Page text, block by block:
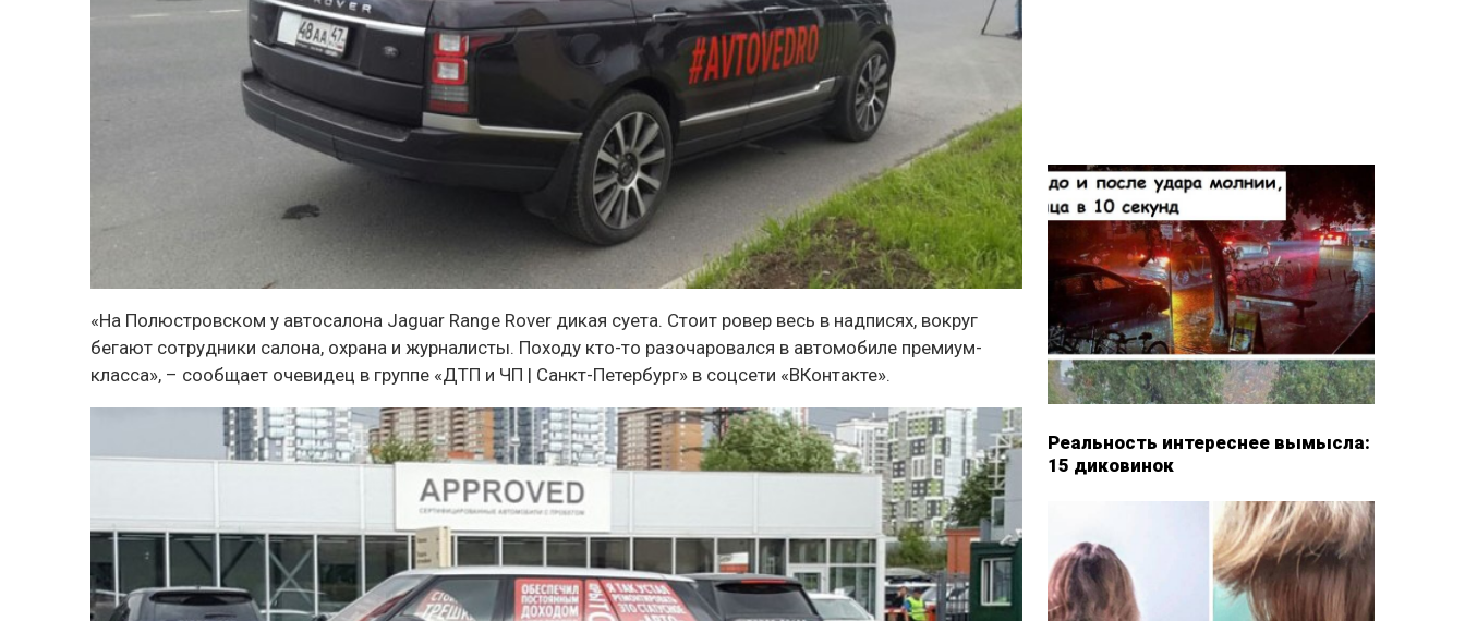
«На Полюстровском у автосалона Jaguar Range Rover дикая суета. Стоит ровер весь в надписях, вокруг
бегают сотрудники салона, охрана и журналисты. Походу кто-то разочаровался в автомобиле премиум-
класса», – сообщает очевидец в группе «ДТП и ЧП | Санкт-Петербург» в соцсети «ВКонтакте».
Реальность интереснее вымысла:
15 диковинок